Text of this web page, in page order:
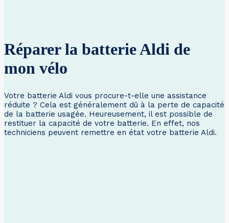
Réparer la batterie Aldi de
mon vélo
Votre batterie Aldi vous procure-t-elle une assistance
réduite ? Cela est généralement dû à la perte de capacité
de la batterie usagée. Heureusement, il est possible de
restituer la capacité de votre batterie. En effet, nos
techniciens peuvent remettre en état votre batterie Aldi.